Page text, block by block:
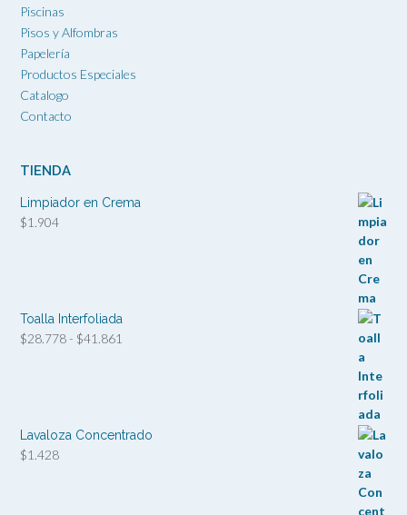
Piscinas
Pisos y Alfombras
Papelería
Productos Especiales
Catalogo
Contacto
TIENDA
Limpiador en Crema
$1.904
Toalla Interfoliada
$28.778- $41.861
hasta
Lavaloza Concentrado
$1.428